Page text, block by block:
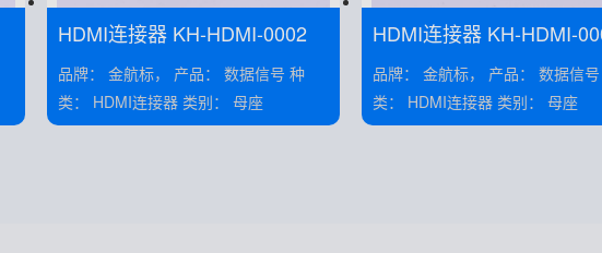
HDMI连接器 KH-HDMI-0002
品牌： 金航标， 产品： 数据信号 种
类： HDMI连接器 类别： 母座
HDMI连接器 KH-HDMI-
SMT
品牌： 金航标， 产品： 数据信号 种
类： HDMI连接器 类别： 母座